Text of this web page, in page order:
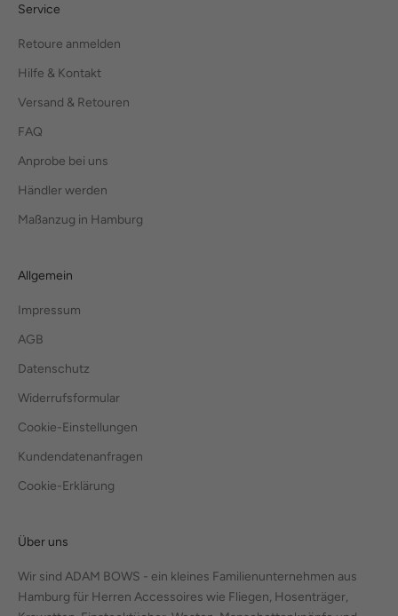
Service
Retoure anmelden
Hilfe & Kontakt
Versand & Retouren
FAQ
Anprobe bei uns
Händler werden
Maßanzug in Hamburg
Allgemein
Impressum
AGB
Datenschutz
Widerrufsformular
Cookie-Einstellungen
Kundendatenanfragen
Cookie-Erklärung
Über uns
Wir sind ADAM BOWS - ein kleines Familienunternehmen aus
Hamburg für Herren Accessoires wie Fliegen, Hosenträger,